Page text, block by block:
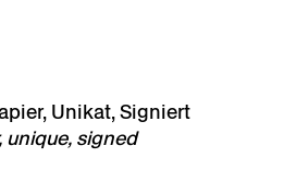
Unikat, Signiert
unique, signed